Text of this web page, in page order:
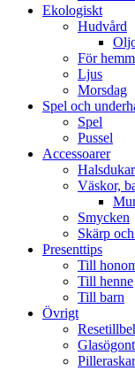
Ekologiskt
Hudvård
För
Ljus
Morsdag
Spel och
Spel
Pussel
Accessoarer
Väskor,
Smycken
Skärp
Presenttips
Till
Till henne
Till barn
Övrigt
Pilleraskar